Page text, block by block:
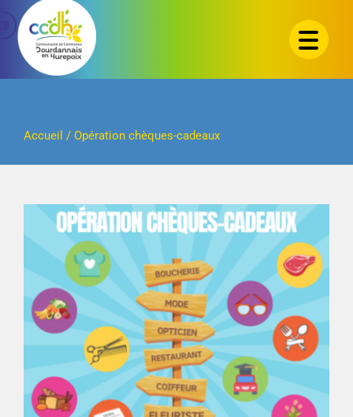
Passer
contenu
Accueil / Opération chèques-cadeaux